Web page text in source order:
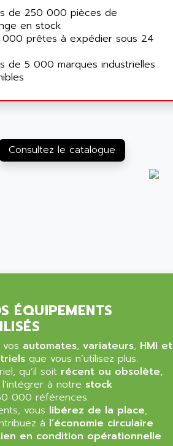
de 250 000 pièces de
en stock
prêtes à expédier sous 24
de 5 000 marques industrielles
Consultez le catalogue
ÉQUIPEMENTS
automates, variateurs, HMI et
que vous n’utilisez plus.
qu’il soit récent ou obsolète,
à notre stock
000 références.
vous libérez de la place,
à l’économie circulaire
en condition opérationnelle